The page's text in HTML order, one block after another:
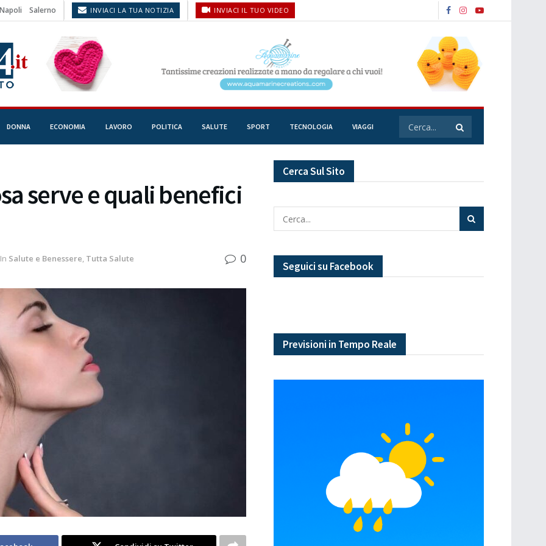
Napoli Salerno INVIACI LA TUA NOTIZIA INVIACI IL TUO VIDEO
DONNA ECONOMIA LAVORO POLITICA SALUTE SPORT TECNOLOGIA VIAGGI
serve e quali benefici
In Salute e Benessere, Tutta Salute 0
Cerca Sul Sito
Seguici su Facebook
Previsioni in Tempo Reale